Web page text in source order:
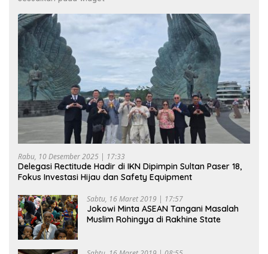
Rabu, 10 Desember 2025 | 17:33
Delegasi Rectitude Hadir di IKN Dipimpin Sultan Paser 18,
Fokus Investasi Hijau dan Safety Equipment
Sabtu, 16 Maret 2019 | 17:57
Jokowi Minta ASEAN Tangani Masalah
Muslim Rohingya di Rakhine State